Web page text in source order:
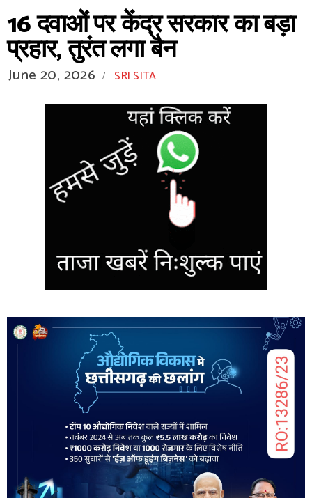
16 दवाओं पर केंद्र सरकार का बड़ा
प्रहार, तुरंत लगा बैन
June 20, 2026 / SRI SITA